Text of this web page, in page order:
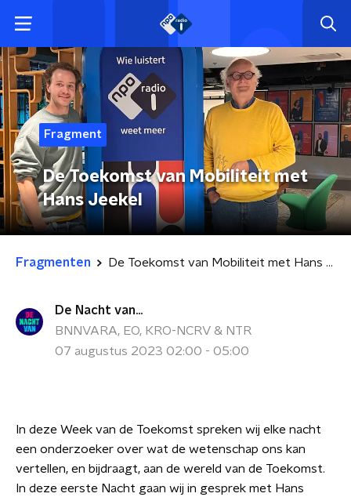
Fragment
De Toekomst van Mobiliteit met
Hans Jeekel
Fragmenten De Toekomst van Mobiliteit met Hans Jeekel
De Nacht van...
BNNVARA, EO, KRO-NCRV & NTR
07 augustus 2023 02:00 - 05:00
In deze Week van de Toekomst spreken wij elke nacht
een onderzoeker over wat de wetenschap ons kan
vertellen, en bijdraagt, aan de wereld van de Toekomst.
In deze eerste Nacht gaan wij in gesprek met Hans